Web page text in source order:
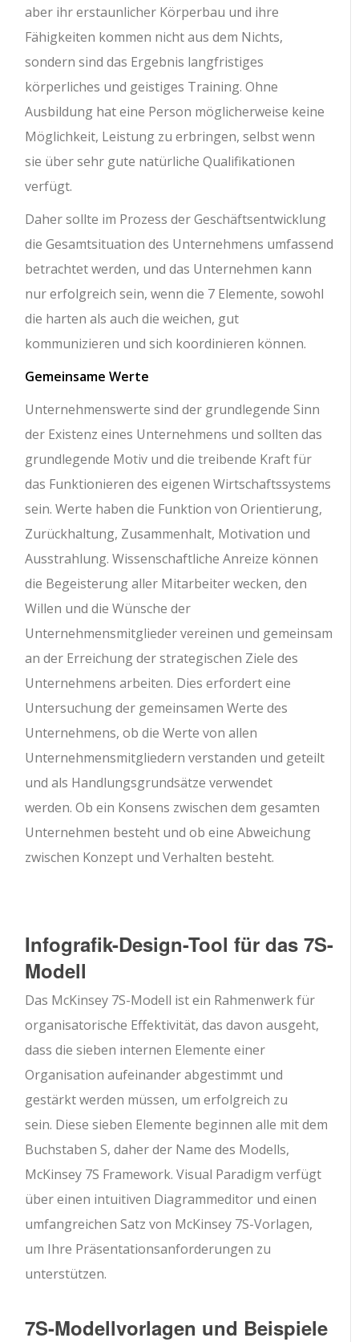
aber ihr erstaunlicher Körperbau und ihre
Fähigkeiten kommen nicht aus dem Nichts,
sondern sind das Ergebnis langfristiges
körperliches und geistiges Training. Ohne
Ausbildung hat eine Person möglicherweise keine
Möglichkeit, Leistung zu erbringen, selbst wenn
sie über sehr gute natürliche Qualifikationen
verfügt.
Daher sollte im Prozess der Geschäftsentwicklung
die Gesamtsituation des Unternehmens umfassend
betrachtet werden, und das Unternehmen kann
nur erfolgreich sein, wenn die 7 Elemente, sowohl
die harten als auch die weichen, gut
kommunizieren und sich koordinieren können.
Gemeinsame Werte
Unternehmenswerte sind der grundlegende Sinn
der Existenz eines Unternehmens und sollten das
grundlegende Motiv und die treibende Kraft für
das Funktionieren des eigenen Wirtschaftssystems
sein. Werte haben die Funktion von Orientierung,
Zurückhaltung, Zusammenhalt, Motivation und
Ausstrahlung. Wissenschaftliche Anreize können
die Begeisterung aller Mitarbeiter wecken, den
Willen und die Wünsche der
Unternehmensmitglieder vereinen und gemeinsam
an der Erreichung der strategischen Ziele des
Unternehmens arbeiten. Dies erfordert eine
Untersuchung der gemeinsamen Werte des
Unternehmens, ob die Werte von allen
Unternehmensmitgliedern verstanden und geteilt
und als Handlungsgrundsätze verwendet
werden. Ob ein Konsens zwischen dem gesamten
Unternehmen besteht und ob eine Abweichung
zwischen Konzept und Verhalten besteht.
Infografik-Design-Tool für das 7S-
Modell
Das McKinsey 7S-Modell ist ein Rahmenwerk für
organisatorische Effektivität, das davon ausgeht,
dass die sieben internen Elemente einer
Organisation aufeinander abgestimmt und
gestärkt werden müssen, um erfolgreich zu
sein. Diese sieben Elemente beginnen alle mit dem
Buchstaben S, daher der Name des Modells,
McKinsey 7S Framework. Visual Paradigm verfügt
über einen intuitiven Diagrammeditor und einen
umfangreichen Satz von McKinsey 7S-Vorlagen,
um Ihre Präsentationsanforderungen zu
unterstützen.
7S-Modellvorlagen und Beispiele